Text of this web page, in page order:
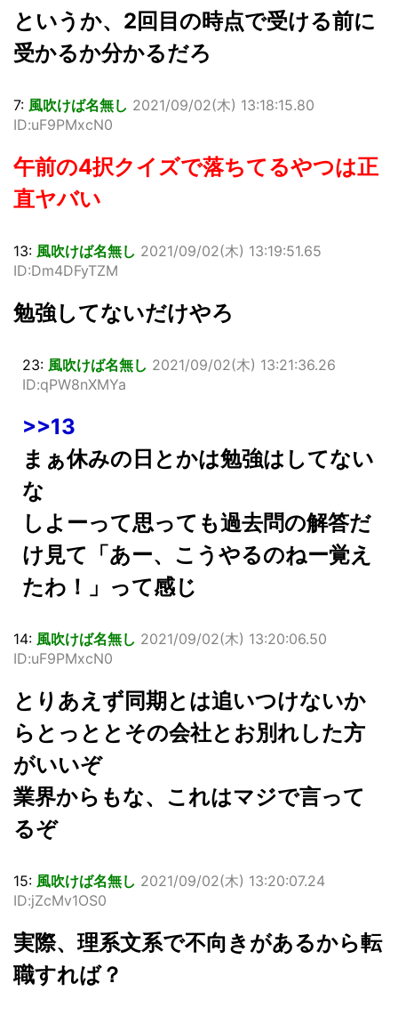
というか、2回目の時点で受ける前に
受かるか分かるだろ
7: 風吹けば名無し 2021/09/02(木) 13:18:15.80
ID:uF9PMxcN0
午前の4択クイズで落ちてるやつは正
直ヤバい
13: 風吹けば名無し 2021/09/02(木) 13:19:51.65
ID:Dm4DFyTZM
勉強してないだけやろ
23: 風吹けば名無し 2021/09/02(木) 13:21:36.26
ID:qPW8nXMYa
>>13
まぁ休みの日とかは勉強はしてない
な
しよーって思っても過去問の解答だ
け見て「あー、こうやるのねー覚え
たわ！」って感じ
14: 風吹けば名無し 2021/09/02(木) 13:20:06.50
ID:uF9PMxcN0
とりあえず同期とは追いつけないか
らとっととその会社とお別れした方
がいいぞ
業界からもな、これはマジで言って
るぞ
15: 風吹けば名無し 2021/09/02(木) 13:20:07.24
ID:jZcMv1OS0
実際、理系文系で不向きがあるから転
職すれば？